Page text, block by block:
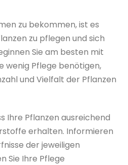
zu bekommen, ist es
zu pflegen und sich
Sie am besten mit
wenig Pflege benötigen,
und Vielfalt der Pflanzen
Ihre Pflanzen ausreichend
erhalten. Informieren
der jeweiligen
Sie Ihre Pflege